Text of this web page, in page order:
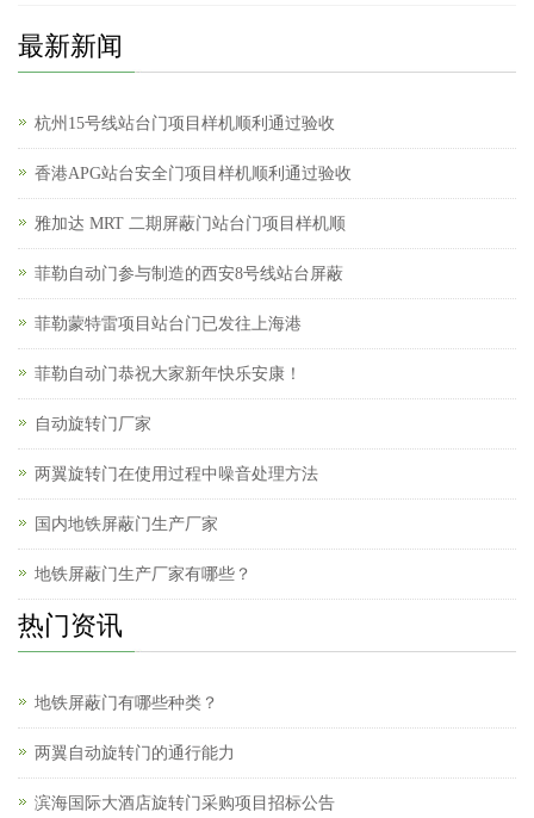
最新新闻
杭州15号线站台门项目样机顺利通过验收
香港APG站台安全门项目样机顺利通过验收
雅加达 MRT 二期屏蔽门站台门项目样机顺
菲勒自动门参与制造的西安8号线站台屏蔽
菲勒蒙特雷项目站台门已发往上海港
菲勒自动门恭祝大家新年快乐安康！
自动旋转门厂家
两翼旋转门在使用过程中噪音处理方法
国内地铁屏蔽门生产厂家
地铁屏蔽门生产厂家有哪些？
热门资讯
地铁屏蔽门有哪些种类？
两翼自动旋转门的通行能力
滨海国际大酒店旋转门采购项目招标公告